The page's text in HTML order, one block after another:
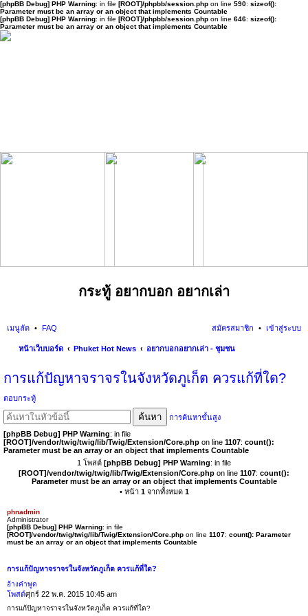
[phpBB Debug] PHP Warning: in file [ROOT]/phpbb/session.php on line 590: sizeof():
Parameter must be an array or an object that implements Countable
[phpBB Debug] PHP Warning: in file [ROOT]/phpbb/session.php on line 646: sizeof():
Parameter must be an array or an object that implements Countable
กระทู้ อยากบอก อยากเล่า
เมนูลัด FAQ เข้าสู่ระบบ
สมัครสมาชิก
หน้าเว็บบอร์ด Phuket Hot News
อยากบอกอยากเล่า - ชุมชน
การแก้ปัญหาจราจรในจังหวัดภูเก็ต ควรแก้ที่ใด?
ตอบกระทู้
ค้นหา
การค้นหาขั้นสูง
[phpBB Debug] PHP Warning: in file
[ROOT]/vendor/twig/twig/lib/Twig/Extension/Core.php on line 1107: count():
Parameter must be an array or an object that implements Countable
1 โพสต์ [phpBB Debug] PHP Warning: in file
[ROOT]/vendor/twig/twig/lib/Twig/Extension/Core.php on line 1107: count():
Parameter must be an array or an object that implements Countable
• หน้า 1จากทั้งหมด 1
phnadmin
Administrator
[phpBB Debug] PHP Warning: in file
[ROOT]/vendor/twig/twig/lib/Twig/Extension/Core.php on line 1107: count(): Parameter
must be an array or an object that implements Countable
การแก้ปัญหาจราจรในจังหวัดภูเก็ต ควรแก้ที่ใด?
อ้างคำพูด
โพสต์ศุกร์ 22 พ.ค. 2015 10:45 am
การแก้ปัญหาจราจรในจังหวัดภูเก็ต ควรแก้ที่ใด?